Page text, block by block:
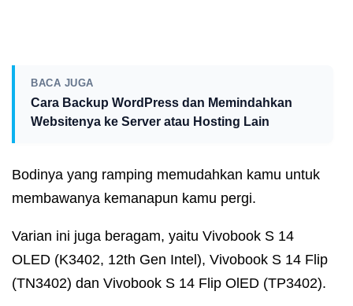
BACA JUGA
Cara Backup WordPress dan Memindahkan
Websitenya ke Server atau Hosting Lain
Bodinya yang ramping memudahkan kamu untuk
membawanya kemanapun kamu pergi.
Varian ini juga beragam, yaitu Vivobook S 14
OLED (K3402, 12th Gen Intel), Vivobook S 14 Flip
(TN3402) dan Vivobook S 14 Flip OlED (TP3402).